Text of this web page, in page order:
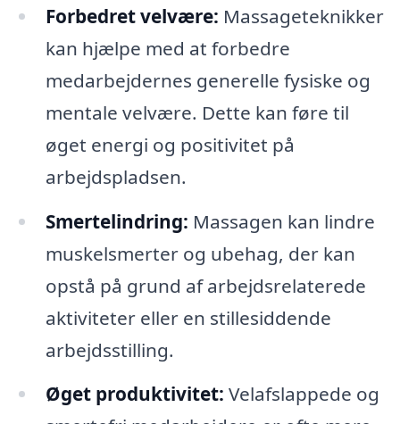
Forbedret velvære: Massageteknikker
kan hjælpe med at forbedre
medarbejdernes generelle fysiske og
mentale velvære. Dette kan føre til
øget energi og positivitet på
arbejdspladsen.
Smertelindring: Massagen kan lindre
muskelsmerter og ubehag, der kan
opstå på grund af arbejdsrelaterede
aktiviteter eller en stillesiddende
arbejdsstilling.
Øget produktivitet: Velafslappede og